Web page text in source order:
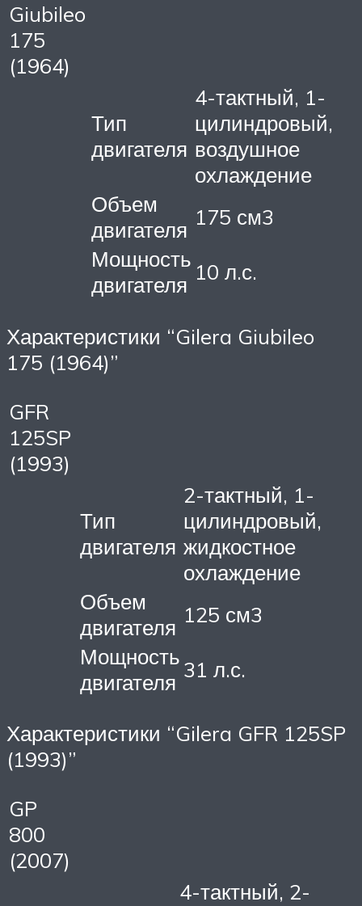
Giubileo
175
(1964)
Тип
двигателя
4-тактный, 1-
цилиндровый,
воздушное
охлаждение
Объем
двигателя 175 см3
Мощность
двигателя 10 л.с.
Характеристики “Gilera Giubileo
175 (1964)”
GFR
125SP
(1993)
Тип
двигателя
2-тактный, 1-
цилиндровый,
жидкостное
охлаждение
Объем
двигателя 125 см3
Мощность
двигателя 31 л.с.
Характеристики “Gilera GFR 125SP
(1993)”
GP
800
(2007)
4-тактный, 2-